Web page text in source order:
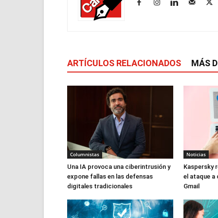
ARTÍCULOS RELACIONADOS MÁS
Columnistas
Una IA provoca una ciberintrusión y
expone fallas en las defensas
digitales tradicionales
Noticias
Kaspersky
el ataque
Gmail